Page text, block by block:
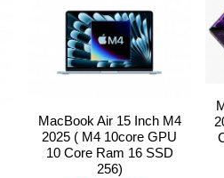
MacBook Air 15 Inch M4
2025 ( M4 10core GPU
10 Core Ram 16 SSD
256)